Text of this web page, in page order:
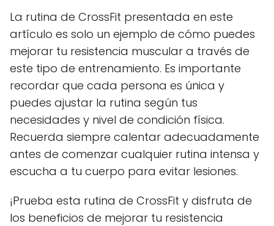
La rutina de CrossFit presentada en este
artículo es solo un ejemplo de cómo puedes
mejorar tu resistencia muscular a través de
este tipo de entrenamiento. Es importante
recordar que cada persona es única y
puedes ajustar la rutina según tus
necesidades y nivel de condición física.
Recuerda siempre calentar adecuadamente
antes de comenzar cualquier rutina intensa y
escucha a tu cuerpo para evitar lesiones.
¡Prueba esta rutina de CrossFit y disfruta de
los beneficios de mejorar tu resistencia